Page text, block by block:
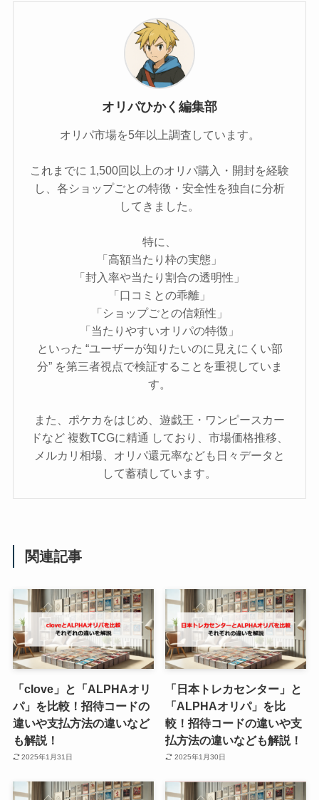
オリパひかく編集部
オリパ市場を5年以上調査しています。
これまでに 1,500回以上のオリパ購入・開封を経験
し、各ショップごとの特徴・安全性を独自に分析
してきました。
特に、
「高額当たり枠の実態」
「封入率や当たり割合の透明性」
「口コミとの乖離」
「ショップごとの信頼性」
「当たりやすいオリパの特徴」
といった “ユーザーが知りたいのに見えにくい部
分” を第三者視点で検証することを重視していま
す。
また、ポケカをはじめ、遊戯王・ワンピースカー
ドなど 複数TCGに精通 しており、市場価格推移、
メルカリ相場、オリパ還元率なども日々データと
して蓄積しています。
関連記事
「clove」と「ALPHAオリ
パ」を比較！招待コードの
違いや支払方法の違いなど
も解説！
2025年1月31日
「日本トレカセンター」と
「ALPHAオリパ」を比
較！招待コードの違いや支
払方法の違いなども解説！
2025年1月30日